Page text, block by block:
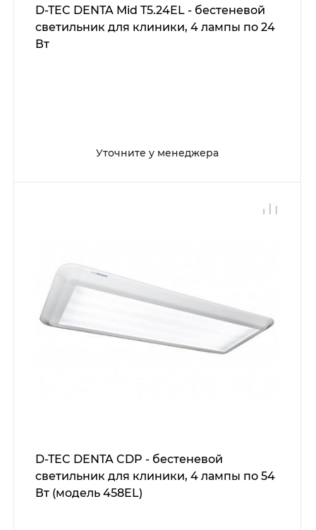
D-TEC DENTA Mid T5.24EL - бестеневой
светильник для клиники, 4 лампы по 24
Вт
Уточните у менеджера
D-TEC DENTA CDP - бестеневой
светильник для клиники, 4 лампы по 54
Вт (модель 458EL)